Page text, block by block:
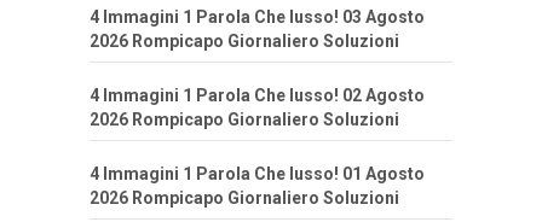
4 Immagini 1 Parola Che lusso! 03 Agosto
2026 Rompicapo Giornaliero Soluzioni
4 Immagini 1 Parola Che lusso! 02 Agosto
2026 Rompicapo Giornaliero Soluzioni
4 Immagini 1 Parola Che lusso! 01 Agosto
2026 Rompicapo Giornaliero Soluzioni